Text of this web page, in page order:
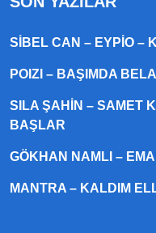
SIBEL CAN – EYPIO –
POIZI – BAŞIMDA
SILA ŞAHIN – SAMET
BAŞLAR
GÖKHAN NAMLI –
MANTRA – KALDIM